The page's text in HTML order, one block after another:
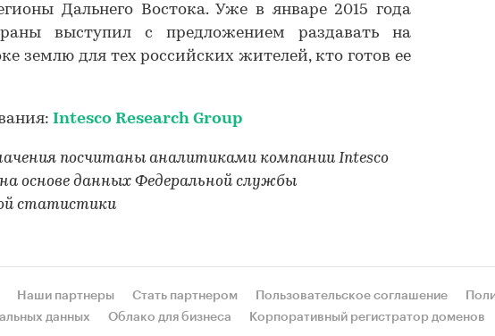
Дальнего Востока. Уже в январе 2015 года
выступил с предложением раздавать на
землю для тех российских жителей, кто готов ее
Intesco Research Group
посчитаны аналитиками компании Intesco
основе данных Федеральной службы
статистики
Наши партнеры Стать партнером Пользовательское соглашение
данных
Облако для бизнеса Корпоративный регистратор доменов